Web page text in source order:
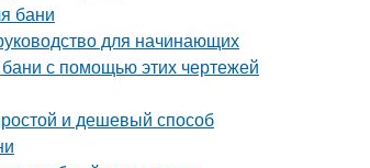
бани
для начинающих
с помощью этих чертежей
и дешевый способ